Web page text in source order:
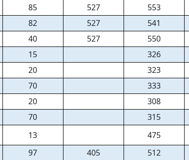
85 527 553
82 527 541
40 527 550
15 326
20 323
70 333
20 308
70 315
13 475
97 405 512